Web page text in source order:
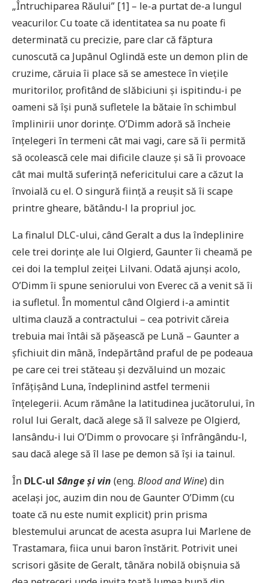
„Întruchiparea Răului” [1] – le-a purtat de-a lungul
veacurilor. Cu toate că identitatea sa nu poate fi
determinată cu precizie, pare clar că făptura
cunoscută ca Jupânul Oglindă este un demon plin de
cruzime, căruia îi place să se amestece în viețile
muritorilor, profitând de slăbiciuni și ispitindu-i pe
oameni să își pună sufletele la bătaie în schimbul
împlinirii unor dorințe. O’Dimm adoră să încheie
înțelegeri în termeni cât mai vagi, care să îi permită
să ocolească cele mai dificile clauze și să îi provoace
cât mai multă suferință nefericitului care a căzut la
învoială cu el. O singură ființă a reușit să îi scape
printre gheare, bătându-l la propriul joc.
La finalul DLC-ului, când Geralt a dus la îndeplinire
cele trei dorințe ale lui Olgierd, Gaunter îi cheamă pe
cei doi la templul zeiței Lilvani. Odată ajunși acolo,
O’Dimm îi spune seniorului von Everec că a venit să îi
ia sufletul. În momentul când Olgierd i-a amintit
ultima clauză a contractului – cea potrivit căreia
trebuia mai întâi să pășească pe Lună – Gaunter a
șfichiuit din mână, îndepărtând praful de pe podeaua
pe care cei trei stăteau și dezvăluind un mozaic
înfățișând Luna, îndeplinind astfel termenii
înţelegerii. Acum rămâne la latitudinea jucătorului, în
rolul lui Geralt, dacă alege să îl salveze pe Olgierd,
lansându-i lui O’Dimm o provocare și înfrângându-l,
sau dacă alege să îl lase pe demon să își ia tainul.
În DLC-ul Sânge și vin (eng. Blood and Wine) din
același joc, auzim din nou de Gaunter O’Dimm (cu
toate că nu este numit explicit) prin prisma
blestemului aruncat de acesta asupra lui Marlene de
Trastamara, fiica unui baron înstărit. Potrivit unei
scrisori găsite de Geralt, tânăra nobilă obișnuia să